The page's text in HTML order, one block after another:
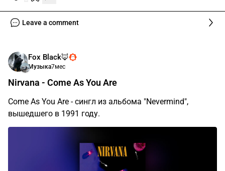
Leave a comment
Fox Black🦊
Музыка7мес
Nirvana - Come As You Are
Come As You Are - сингл из альбома "Nevermind",
вышедшего в 1991 году.